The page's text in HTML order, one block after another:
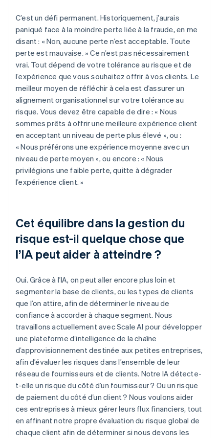
C’est un défi permanent. Historiquement, j’aurais
paniqué face à la moindre perte liée à la fraude, en me
disant : « Non, aucune perte n’est acceptable. Toute
perte est mauvaise. » Ce n’est pas nécessairement
vrai. Tout dépend de votre tolérance au risque et de
l’expérience que vous souhaitez offrir à vos clients. Le
meilleur moyen de réfléchir à cela est d’assurer un
alignement organisationnel sur votre tolérance au
risque. Vous devez être capable de dire : « Nous
sommes prêts à offrir une meilleure expérience client
en acceptant un niveau de perte plus élevé », ou :
« Nous préférons une expérience moyenne avec un
niveau de perte moyen », ou encore : « Nous
privilégions une faible perte, quitte à dégrader
l’expérience client. »
Cet équilibre dans la gestion du
risque est-il quelque chose que
l’IA peut aider à atteindre ?
Oui. Grâce à l’IA, on peut aller encore plus loin et
segmenter la base de clients, ou les types de clients
que l’on attire, afin de déterminer le niveau de
confiance à accorder à chaque segment. Nous
travaillons actuellement avec Scale AI pour développer
une plateforme d’intelligence de la chaîne
d’approvisionnement destinée aux petites entreprises,
afin d’évaluer les risques dans l’ensemble de leur
réseau de fournisseurs et de clients. Notre IA détecte-
t-elle un risque du côté d’un fournisseur ? Ou un risque
de paiement du côté d’un client ? Nous voulons aider
ces entreprises à mieux gérer leurs flux financiers, tout
en affinant notre propre évaluation du risque global de
chaque client afin de déterminer si nous devons les